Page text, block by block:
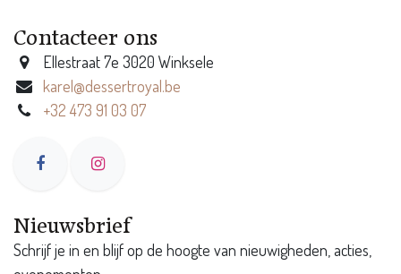
Contacteer ons
Ellestraat 7e 3020 Winksele
karel@dessertroyal.be
+32 473 91 03 07
Nieuwsbrief
Schrijf je in en blijf op de hoogte van nieuwigheden, acties,